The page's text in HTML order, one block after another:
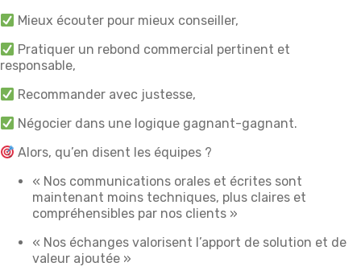
Mieux écouter pour mieux conseiller,
Pratiquer un rebond commercial pertinent et
responsable,
Recommander avec justesse,
Négocier dans une logique gagnant-gagnant.
Alors, qu’en disent les équipes ?
« Nos communications orales et écrites sont
maintenant moins techniques, plus claires et
compréhensibles par nos clients »
« Nos échanges valorisent l’apport de solution et de
valeur ajoutée »